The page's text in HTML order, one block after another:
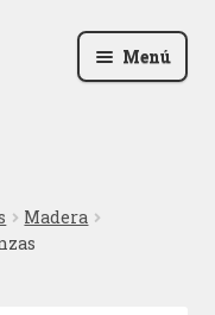
Menú
Madera